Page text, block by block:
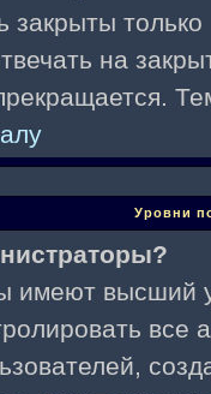
закрыты
на
Уровни
имеют высший
все